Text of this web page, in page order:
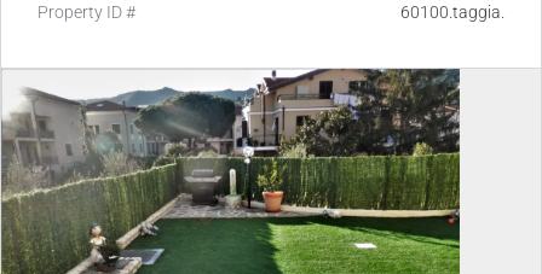
Property ID # 60100.taggia.